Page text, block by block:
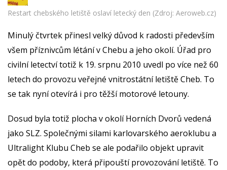
Restart chebského letiště oslaví letecký den (Zdroj: Aeroweb.cz)
Minulý čtvrtek přinesl velký důvod k radosti především
všem příznivcům létání v Chebu a jeho okolí. Úřad pro
civilní letectví totiž k 19. srpnu 2010 uvedl po více než 60
letech do provozu veřejné vnitrostátní letiště Cheb. To
se tak nyní otevírá i pro těžší motorové letouny.
Dosud byla totiž plocha v okolí Horních Dvorů vedená
jako SLZ. Společnými silami karlovarského aeroklubu a
Ultralight Klubu Cheb se ale podařilo objekt upravit
opět do podoby, která připouští provozování letiště. To